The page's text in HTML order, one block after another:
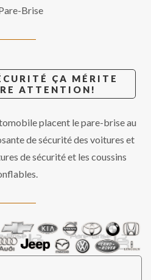
Brise
ÇA MÉRITE
ATTENTION!
placent le pare-brise au
de sécurité des voitures et
de sécurité et les coussins